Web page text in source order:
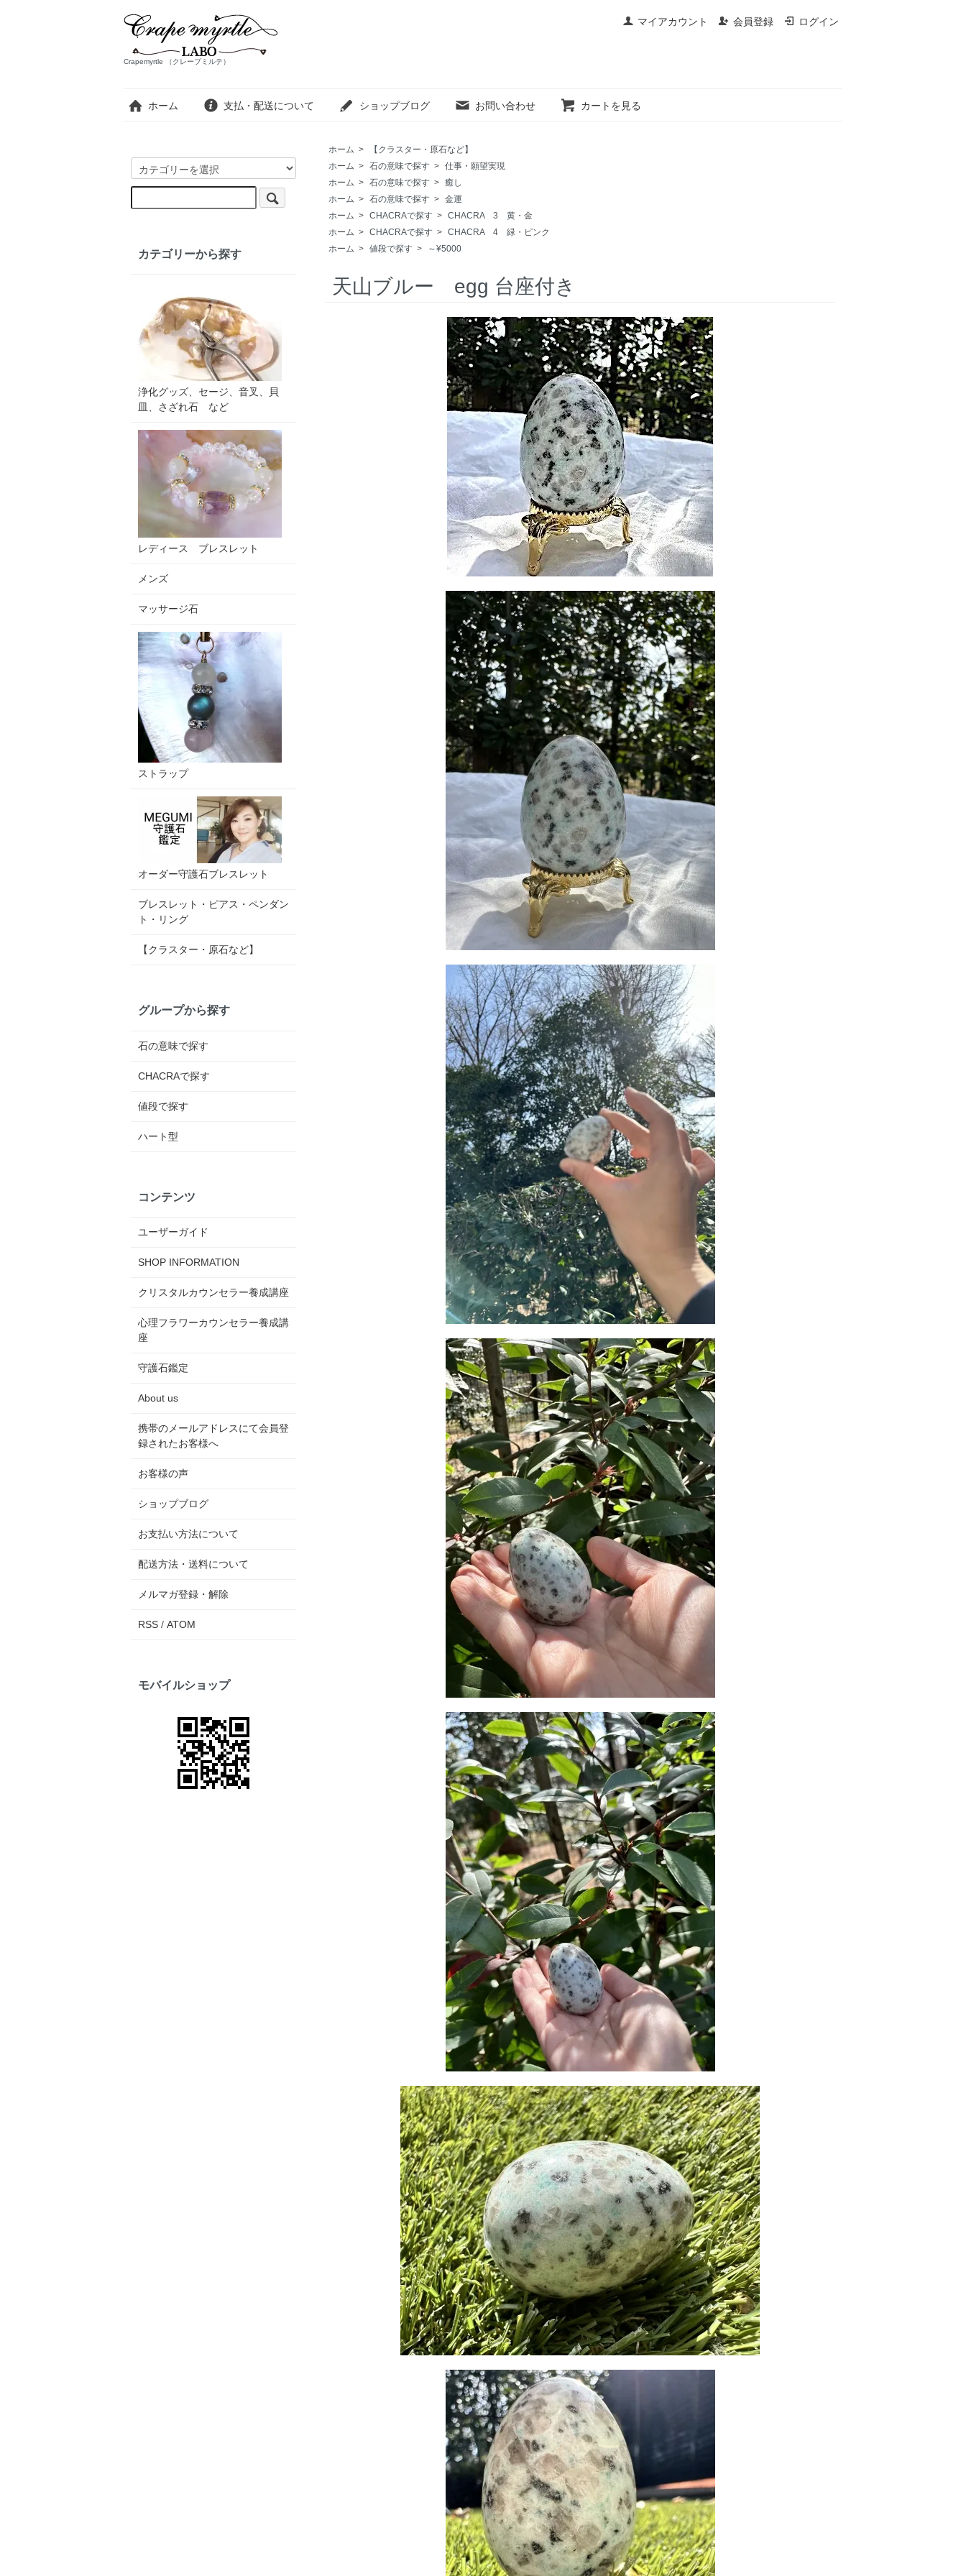
マイアカウント 会員登録 ログイン
Crapemyrtle （クレープミルテ）
ホーム 支払・配送について ショップブログ お問い合わせ カートを見る
ホーム >
【クラスター・原石など】
ホーム > 石の意味で探す > 仕事・願望実現
ホーム > 石の意味で探す > 癒し
ホーム > 石の意味で探す > 金運
ホーム > CHACRAで探す > CHACRA 3 黄・金
ホーム > CHACRAで探す > CHACRA 4 緑・ピンク
ホーム > 値段で探す > ～¥5000
天山ブルー egg 台座付き
カテゴリーから探す
浄化グッズ、セージ、音叉、貝
皿、さざれ石 など
レディース ブレスレット
メンズ
マッサージ石
ストラップ
オーダー守護石ブレスレット
ブレスレット・ピアス・ペンダン
ト・リング
【クラスター・原石など】
グループから探す
石の意味で探す
CHACRAで探す
値段で探す
ハート型
コンテンツ
ユーザーガイド
SHOP INFORMATION
クリスタルカウンセラー養成講座
心理フラワーカウンセラー養成講
座
守護石鑑定
About us
携帯のメールアドレスにて会員登
録されたお客様へ
お客様の声
ショップブログ
お支払い方法について
配送方法・送料について
メルマガ登録・解除
RSS / ATOM
モバイルショップ